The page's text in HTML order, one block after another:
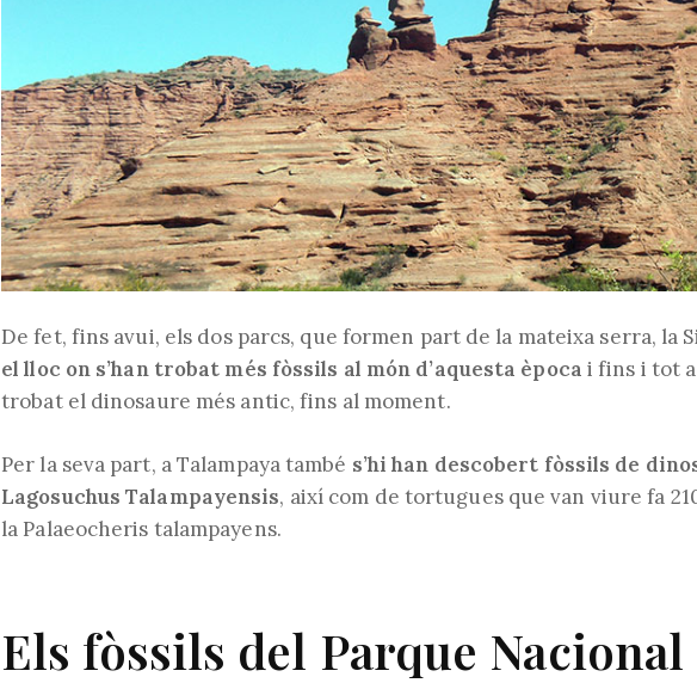
De fet, fins avui, els dos parcs, que formen part de la mateixa serra, la
el lloc on s’han trobat més fòssils al món d’aquesta època i fins i tot a
trobat el dinosaure més antic, fins al moment.
Per la seva part, a Talampaya també s’hi han descobert fòssils de
Lagosuchus Talampayensis, així com de tortugues que van viure fa
la Palaeocheris talampayens.
Els fòssils del Parque Nacional